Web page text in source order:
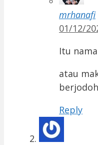
mrhanafi
01/12/
Itu
atau
Reply